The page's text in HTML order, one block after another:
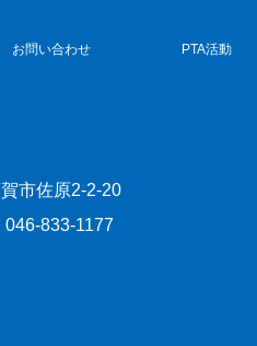
お問い合わせ PTA活動
市佐原2-2-20
046-833-1177